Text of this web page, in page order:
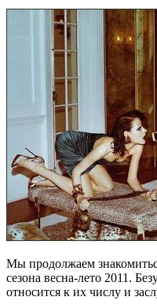
Мы продолжаем
сезона весна-лето 2011.
относится к их числу и